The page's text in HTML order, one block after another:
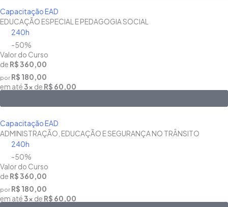
Capacitação EAD
EDUCAÇÃO ESPECIAL E PEDAGOGIA SOCIAL
240h
-50%
Valor do Curso
de R$ 360,00
por R$ 180,00
em até3x de R$ 60,00
Capacitação EAD
ADMINISTRAÇÃO, EDUCAÇÃO E SEGURANÇA NO TRÂNSITO
240h
-50%
Valor do Curso
de R$ 360,00
por R$ 180,00
em até3x de R$ 60,00